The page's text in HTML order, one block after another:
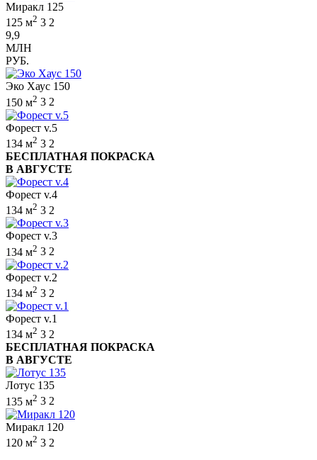
Миракл 125
125 м2 3 2
9,9
МЛН
РУБ.
Эко Хаус 150
150 м2 3 2
Форест v.5
134 м2 3 2
БЕСПЛАТНАЯ ПОКРАСКА
В АВГУСТЕ
Форест v.4
134 м2 3 2
Форест v.3
134 м2 3 2
Форест v.2
134 м2 3 2
Форест v.1
134 м2 3 2
БЕСПЛАТНАЯ ПОКРАСКА
В АВГУСТЕ
Лотус 135
135 м2 3 2
Миракл 120
120 м2 3 2